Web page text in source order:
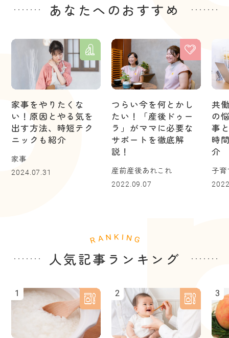
あなたへのおすすめ
家事をやりたくな
い！原因とやる気を
出す方法、時短テク
ニックも紹介
家事
2024.07.31
つらい今を何とかし
たい！「産後ドゥー
ラ」がママに必要な
サポートを徹底解
説！
産前産後あれこれ
2022.09.07
共
の
事
時
介
子
人気記事ランキング
1 2 3